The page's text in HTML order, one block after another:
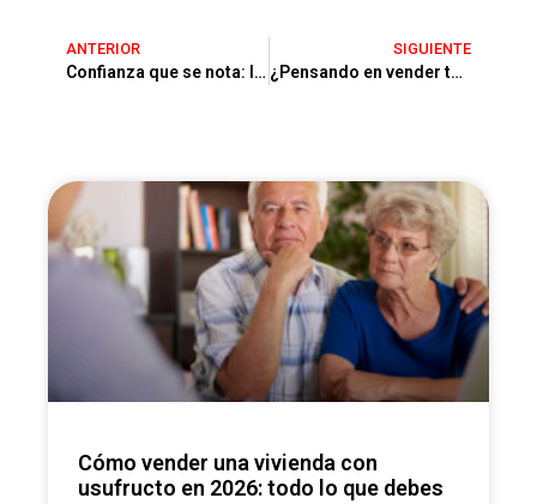
ANTERIOR
Confianza que se nota: la experiencia Hiperfincas Castelldefels
SIGUIENTE
¿Pensando en vender tu vivienda? Diciembre es el momento perfecto
Cómo vender una vivienda con
usufructo en 2026: todo lo que debes